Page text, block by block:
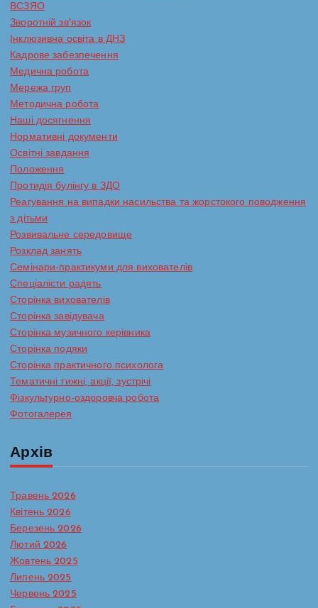
ВСЗЯО
Зворотній зв'язок
Інклюзивна освіта в ДНЗ
Кадрове забезпечення
Медична робота
Мережа груп
Методична робота
Наші досягнення
Нормативні документи
Освітні завдання
Положення
Протидія булінгу в ЗДО
Реагування на випадки насильства та жорстокого поводження
з дітьми
Розвивальне середовище
Розклад занять
Семінари-практикуми для вихователів
Спеціалісти радять
Сторінка вихователів
Сторінка завідувача
Сторінка музичного керівника
Сторінка подяки
Сторінка практичного психолога
Тематичні тижні, акції, зустрічі
Фізкультурно-оздоровча робота
Фотогалерея
Архів
Травень 2026
Квітень 2026
Березень 2026
Лютий 2026
Жовтень 2025
Липень 2025
Червень 2025